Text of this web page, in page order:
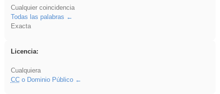
Cualquier coincidencia
Todas las palabras
Exacta
Licencia:
Cualquiera
CCo Dominio Público